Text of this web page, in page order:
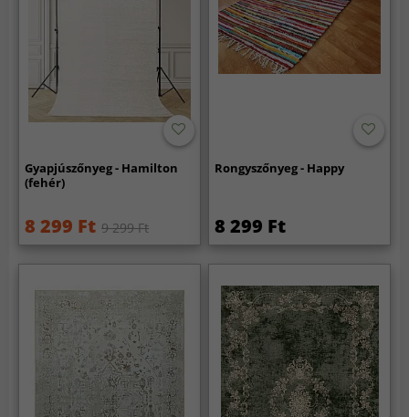
Gyapjúszőnyeg - Hamilton
(fehér)
8 299 Ft 9 299 Ft
Rongyszőnyeg - Happy
8 299 Ft